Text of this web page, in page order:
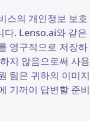
스의 개인정보 보호
다. Lenso.ai와 같은
영구적으로 저장하
지 않음으로써 사용
팀은 귀하의 이미지
기꺼이 답변할 준비